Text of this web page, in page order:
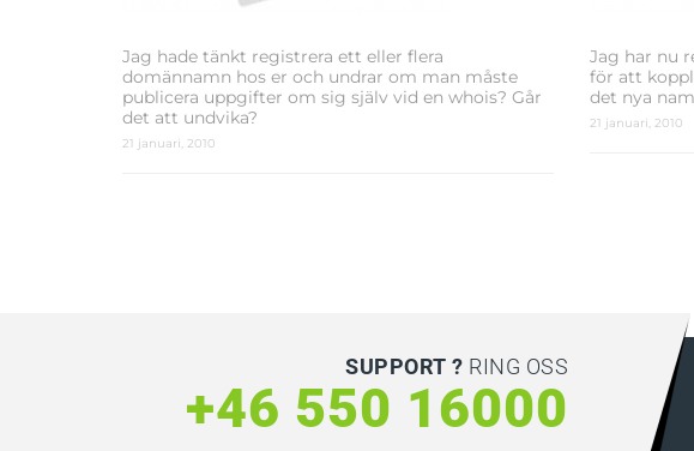
Jag hade tänkt registrera ett eller flera
domännamn hos er och undrar om man måste
publicera uppgifter om sig själv vid en whois? Går
det att undvika?
21 januari, 2010
Jag har nu
för att
det nya
21 januari, 2010
SUPPORT ? RING OSS
+46 550 16000